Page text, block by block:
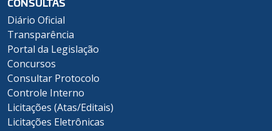
Diário Oficial
Transparência
Portal da Legislação
Concursos
Consultar Protocolo
Controle Interno
Licitações (Atas/Editais)
Licitações Eletrônicas